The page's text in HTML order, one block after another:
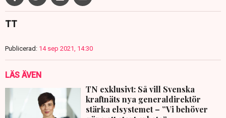
TT
Publicerad: 14 sep 2021, 14:30
LÄS ÄVEN
TN exklusivt: Så vill Svenska
kraftnäts nya generaldirektör
stärka elsystemet – ”Vi behöver